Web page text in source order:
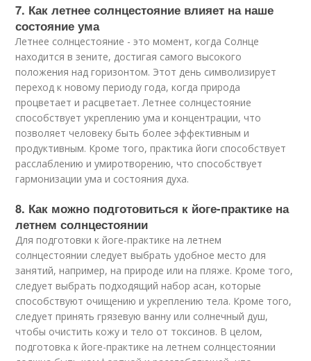
7. Как летнее солнцестояние влияет на наше
состояние ума
Летнее солнцестояние - это момент, когда Солнце
находится в зените, достигая самого высокого
положения над горизонтом. Этот день символизирует
переход к новому периоду года, когда природа
процветает и расцветает. Летнее солнцестояние
способствует укреплению ума и концентрации, что
позволяет человеку быть более эффективным и
продуктивным. Кроме того, практика йоги способствует
расслаблению и умиротворению, что способствует
гармонизации ума и состояния духа.
8. Как можно подготовиться к йоге-практике на
летнем солнцестоянии
Для подготовки к йоге-практике на летнем
солнцестоянии следует выбрать удобное место для
занятий, например, на природе или на пляже. Кроме того,
следует выбрать подходящий набор асан, которые
способствуют очищению и укреплению тела. Кроме того,
следует принять грязевую ванну или солнечный душ,
чтобы очистить кожу и тело от токсинов. В целом,
подготовка к йоге-практике на летнем солнцестоянии